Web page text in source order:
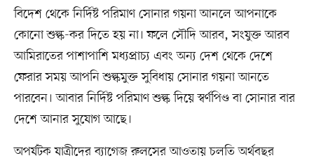
বিদেশ থেকে নির্দিষ্ট পরিমাণ সোনার গয়না আনলে আপনাকে
কোনো শুল্ক-কর দিতে হয় না। ফলে সৌদি আরব, সংযুক্ত আরব
আমিরাতের পাশাপাশি মধ্যপ্রাচ্য এবং অন্য দেশ থেকে দেশে
ফেরার সময় আপনি শুল্কমুক্ত সুবিধায় সোনার গয়না আনতে
পারবেন। আবার নির্দিষ্ট পরিমাণ শুল্ক দিয়ে স্বর্ণপিণ্ড বা সোনার বার
দেশে আনার সুযোগ আছে।
অপর্যটক যাত্রীদের ব্যাগেজ রুলসের আওতায় চলতি অর্থবছর